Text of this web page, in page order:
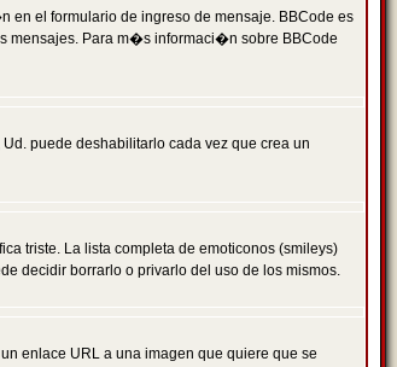
en el formulario de ingreso de mensaje. BBCode es
mensajes. Para m�s informaci�n sobre BBCode
puede deshabilitarlo cada vez que crea un
triste. La lista completa de emoticonos (smileys)
decidir borrarlo o privarlo del uso de los mismos.
enlace URL a una imagen que quiere que se